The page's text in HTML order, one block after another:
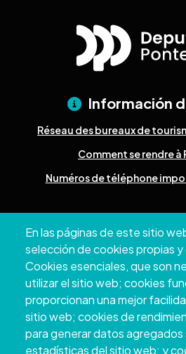
En las páginas de este sitio
selección de cookies propias
Cookies esenciales, que son
utilizar el sitio web; cookies
proporcionan una mejor
sitio web; cookies de
para generar datos agregados
estadísticas del sitio web; y
Información
Réseau des bureaux de
Comment se rendre à
Numéros de téléphone
Pontevedra
+34 986 804 100 |